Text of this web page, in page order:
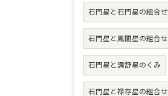
石門星と石門星の組合せ
石門星と鳳閣星の組合せ
石門星と調舒星のくみ
石門星と禄存星の組合せ